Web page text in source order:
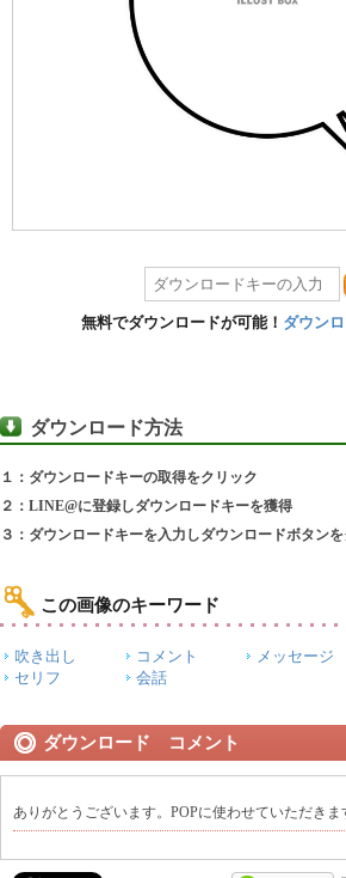
無料でダウンロードが可能！ ダウン
ダウンロード方法
１：ダウンロードキーの取得をクリック
２：LINE@に登録しダウンロードキーを獲得
３：ダウンロードキーを入力しダウンロードボタン
この画像のキーワード
吹き出し コメント メッセージ
セリフ
会話
ダウンロード コメント
ありがとうございます。POPに使わせていただきま